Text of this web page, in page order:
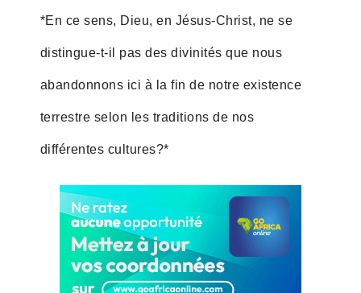
*En ce sens, Dieu, en Jésus-Christ, ne se
distingue-t-il pas des divinités que nous
abandonnons ici à la fin de notre existence
terrestre selon les traditions de nos
différentes cultures?*